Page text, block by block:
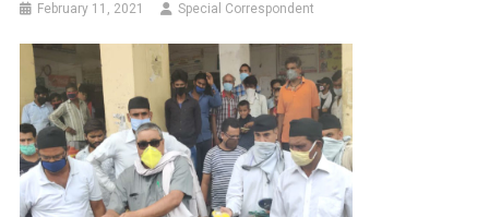
February 11, 2021 Special Correspondent